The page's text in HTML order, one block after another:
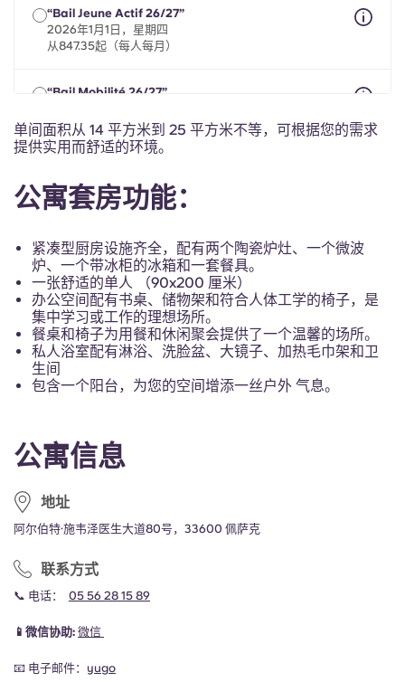
Portuguese
公寓信息
地址
阿尔伯特·施韦泽医生大道80号，33600 佩萨克
联系方式
📞 电话： 05 56 28 15 89
📱微信协助: 微信
📧 电子邮件： yugo
“Bail Jeune Actif 26/27”
2026年1月1日，星期四
从847.35起（每人每月）
“Bail Mobilité 26/27”
从847.35起（每人每月）
单间面积从 14 平方米到 25 平方米不等，可根据您的需求
提供实用而舒适的环境。
公寓套房功能：
紧凑型厨房设施齐全，配有两个陶瓷炉灶、一个微波
炉、一个带冰柜的冰箱和一套餐具。
一张舒适的单人 （90x200 厘米）
办公空间配有书桌、储物架和符合人体工学的椅子，是
集中学习或工作的理想场所。
餐桌和椅子为用餐和休闲聚会提供了一个温馨的场所。
私人浴室配有淋浴、洗脸盆、大镜子、加热毛巾架和卫
生间
包含一个阳台，为您的空间增添一丝户外 气息。